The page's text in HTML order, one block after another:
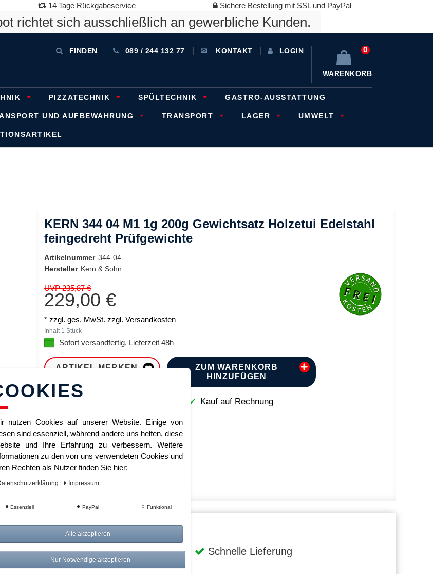
14 Tage Rückgabeservice Sichere Bestellung mit SSL und PayPal
richtet sich ausschließlich an gewerbliche Kunden.
FINDEN 089 / 244 132 77 KONTAKT LOGIN 0
WARENKORB
PIZZATECHNIK SPÜLTECHNIK GASTRO-AUSSTATTUNG
UND AUFBEWAHRUNG TRANSPORT LAGER UMWELT
KERN 344 04 M1 1g 200g Gewichtsatz Holzetui Edelstahl
feingedreht Prüfgewichte
Artikelnummer 344-04
Hersteller Kern & Sohn
UVP 235,87 €
229,00 €
* zzgl. ges. MwSt. zzgl. Versandkosten
Inhalt 1 Stück
Sofort versandfertig, Lieferzeit 48h
ARTIKEL MERKEN
ZUM WARENKORB
HINZUFÜGEN
Kauf auf Rechnung
AWWM:
Risikolos: 14 Tage Rückgabe
Über 20.000 Artikel
Schnelle Lieferung
nutzen Cookies auf unserer Website. Einige von
sind essenziell, während andere uns helfen, diese
und Ihre Erfahrung zu verbessern. Weitere
zu den von uns verwendeten Cookies und
Rechten als Nutzer finden Sie hier:
Impressum
Essenziell PayPal Funktional
Alle akzeptieren
Nur Notwendige akzeptieren